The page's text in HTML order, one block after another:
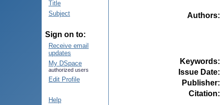
Title
Subject
Sign on to:
Receive email
updates
My DSpace
authorized users
Edit Profile
Help
Authors:
Keywords:
Issue Date:
Publisher:
Citation: